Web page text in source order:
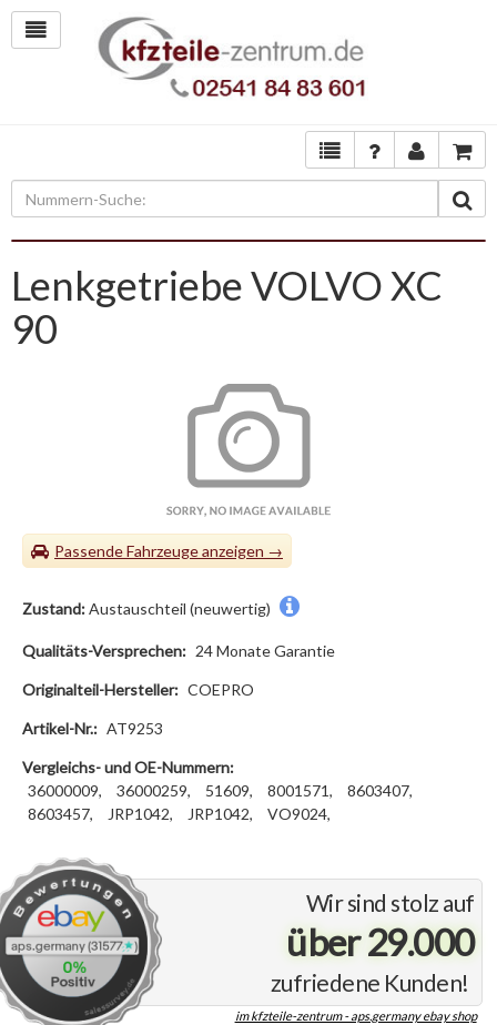
Lenkgetriebe VOLVO XC
90
Passende Fahrzeuge
Wir sind stolz auf
über 29.000
zufriedene Kunden!
im kfzteile-zentrum - aps.germany ebay shop
Zustand:Austauschteil (neuwertig)
Qualitäts-Versprechen: 24 Monate Garantie
Originalteil-Hersteller: COEPRO
Artikel-Nr.: AT9253
Vergleichs- und OE-Nummern:
36000009,
36000259, 51609, 8001571,
8603407,
8603457,
JRP1042, JRP1042, VO9024,